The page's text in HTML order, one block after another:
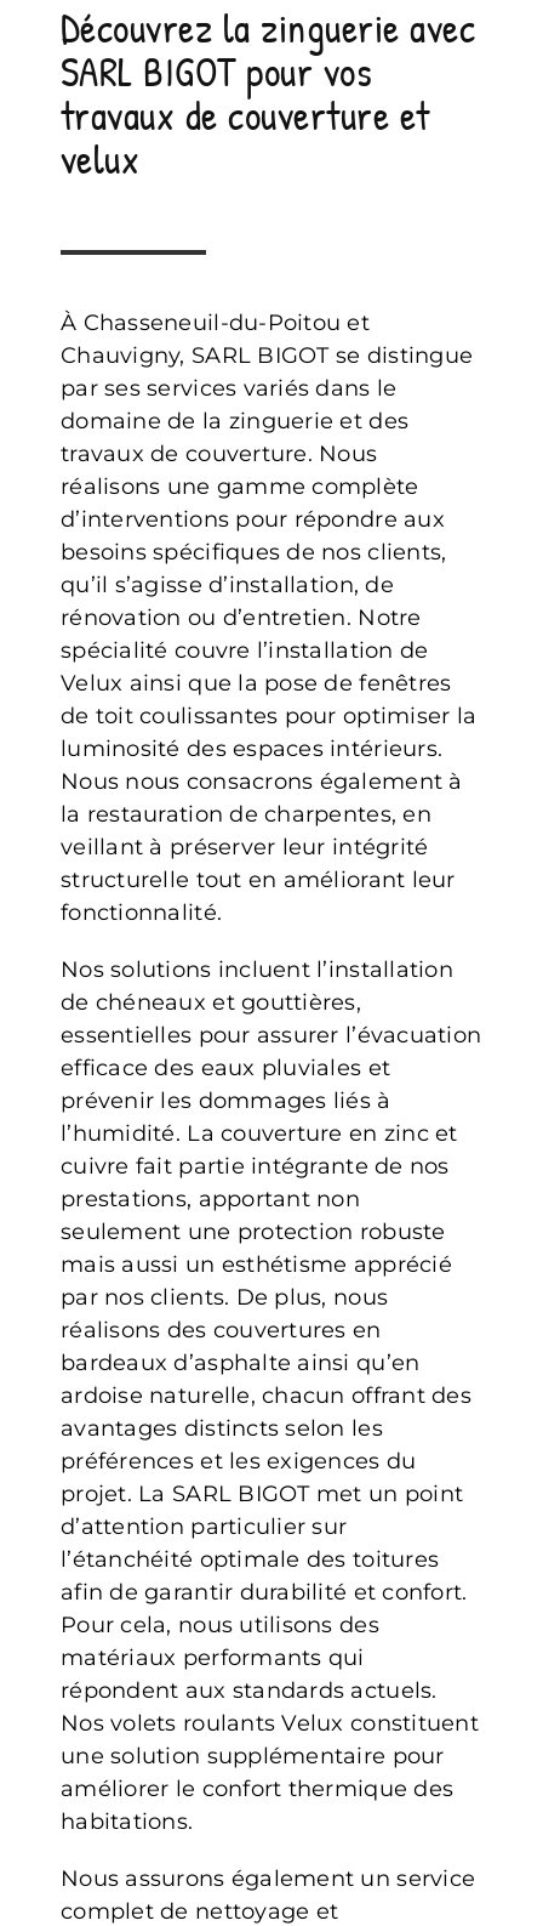
Découvrez la zinguerie avec
SARL BIGOT pour vos
travaux de couverture et
velux
À Chasseneuil-du-Poitou et
Chauvigny, SARL BIGOT se distingue
par ses services variés dans le
domaine de la zinguerie et des
travaux de couverture. Nous
réalisons une gamme complète
d’interventions pour répondre aux
besoins spécifiques de nos clients,
qu’il s’agisse d’installation, de
rénovation ou d’entretien. Notre
spécialité couvre l’installation de
Velux ainsi que la pose de fenêtres
de toit coulissantes pour optimiser la
luminosité des espaces intérieurs.
Nous nous consacrons également à
la restauration de charpentes, en
veillant à préserver leur intégrité
structurelle tout en améliorant leur
fonctionnalité.
Nos solutions incluent l’installation
de chéneaux et gouttières,
essentielles pour assurer l’évacuation
efficace des eaux pluviales et
prévenir les dommages liés à
l’humidité. La couverture en zinc et
cuivre fait partie intégrante de nos
prestations, apportant non
seulement une protection robuste
mais aussi un esthétisme apprécié
par nos clients. De plus, nous
réalisons des couvertures en
bardeaux d’asphalte ainsi qu’en
ardoise naturelle, chacun offrant des
avantages distincts selon les
préférences et les exigences du
projet. La SARL BIGOT met un point
d’attention particulier sur
l’étanchéité optimale des toitures
afin de garantir durabilité et confort.
Pour cela, nous utilisons des
matériaux performants qui
répondent aux standards actuels.
Nos volets roulants Velux constituent
une solution supplémentaire pour
améliorer le confort thermique des
habitations.
Nous assurons également un service
complet de nettoyage et